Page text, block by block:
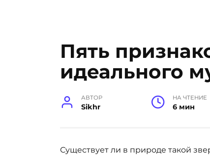
Пять
идеального
АВТОР
Sikhr
НА ЧТЕНИЕ
6 мин
Существует ли в природе такой